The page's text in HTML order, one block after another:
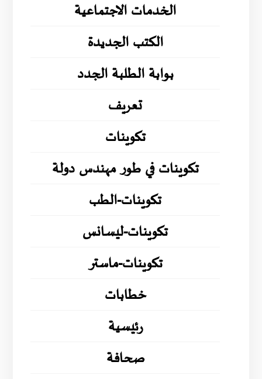
الخدمات الاجتماعية
الكتب الجديدة
بوابة الطلبة الجدد
تعريف
تكوينات
تكوينات في طور مهندس دولة
تكوينات-الطب
تكوينات-ليسانس
تكوينات-ماستر
خطابات
رئيسية
صحافة